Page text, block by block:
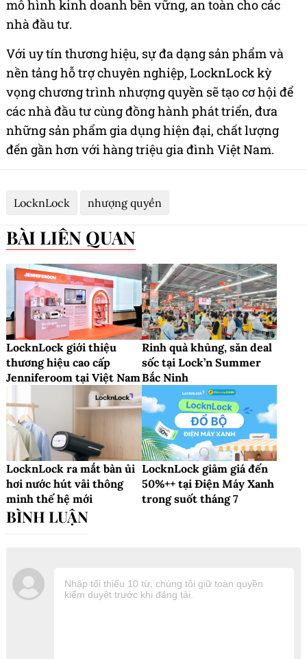
mô hình kinh doanh bền vững, an toàn cho các
nhà đầu tư.
Với uy tín thương hiệu, sự đa dạng sản phẩm và
nền tảng hỗ trợ chuyên nghiệp, LocknLock kỳ
vọng chương trình nhượng quyền sẽ tạo cơ hội để
các nhà đầu tư cùng đồng hành phát triển, đưa
những sản phẩm gia dụng hiện đại, chất lượng
đến gần hơn với hàng triệu gia đình Việt Nam.
LocknLock nhượng quyền
BÀI LIÊN QUAN
LocknLock giới thiệu
thương hiệu cao cấp
Jenniferoom tại Việt Nam
Rinh quà khủng, săn deal
sốc tại Lock’n Summer
Bắc Ninh
LocknLock ra mắt bàn ủi
hơi nước hút vải thông
minh thế hệ mới
LocknLock giảm giá đến
50%++ tại Điện Máy Xanh
trong suốt tháng 7